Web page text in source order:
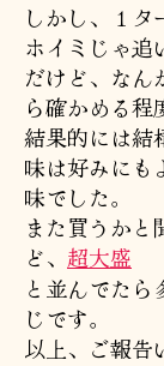
しかし、１タ
ホイミじゃ追
だけど、なん
ら確かめる程
結果的には結
味は好みにも
味でした。
また買うかと
ど、 超大盛
と並んでた
じです。
以上、ご報告